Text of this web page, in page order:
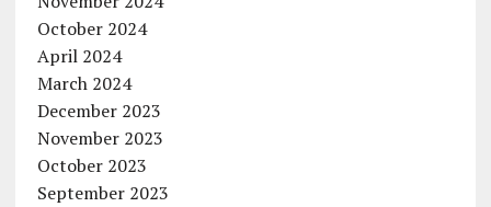
October 2024
April 2024
March 2024
December 2023
November 2023
October 2023
September 2023